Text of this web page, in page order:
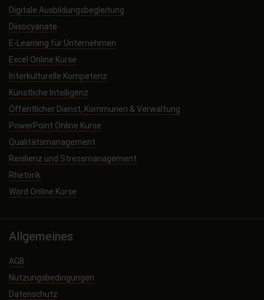
Digitale Ausbildungsbegleitung
Diisocyanate
E-Learning für Unternehmen
Excel Online Kurse
Interkulturelle Kompetenz
Künstliche Intelligenz
Öffentlicher Dienst, Kommunen & Verwaltung
PowerPoint Online Kurse
Qualitätsmanagement
Resilienz und Stressmanagement
Rhetorik
Word Online Kurse
Allgemeines
AGB
Nutzungsbedingungen
Datenschutz